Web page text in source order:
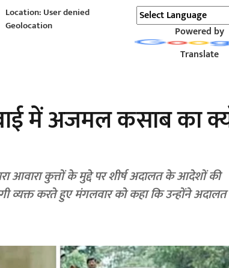
Location: User denied
Geolocation
Powered by
Translate
में अजमल कसाब का
आवारा कुत्तों के मुद्दे पर शीर्ष अदालत के आदेशों की
व्यक्त करते हुए मंगलवार को कहा कि उन्होंने